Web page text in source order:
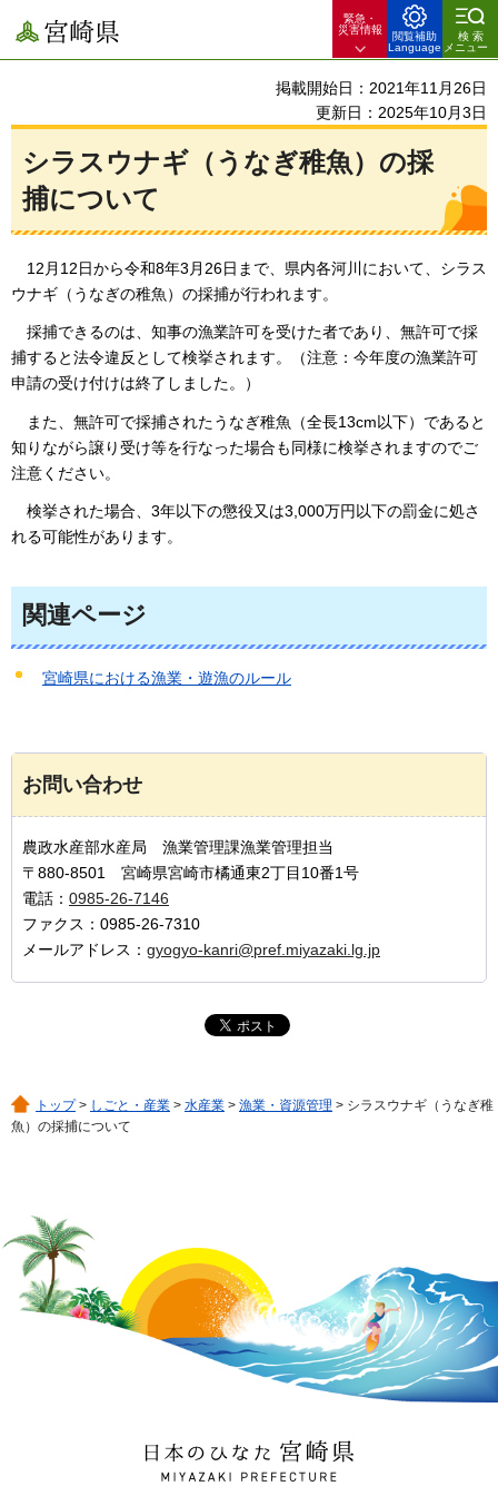
宮崎県
緊急・
災害情報
閲覧補助
Language
検索
メニュー
掲載開始日：2021年11月26日
更新日：2025年10月3日
シラスウナギ（うなぎ稚魚）の採
捕について
12月12日から令和8年3月26日まで、県内各河川において、シラス
ウナギ（うなぎの稚魚）の採捕が行われます。
採捕できるのは、知事の漁業許可を受けた者であり、無許可で採
捕すると法令違反として検挙されます。（注意：今年度の漁業許可
申請の受け付けは終了しました。）
また、無許可で採捕されたうなぎ稚魚（全長13cm以下）であると
知りながら譲り受け等を行なった場合も同様に検挙されますのでご
注意ください。
検挙された場合、3年以下の懲役又は3,000万円以下の罰金に処さ
れる可能性があります。
関連ページ
宮崎県における漁業・遊漁のルール
お問い合わせ
農政水産部水産局 漁業管理課漁業管理担当
〒880-8501 宮崎県宮崎市橘通東2丁目10番1号
電話： 0985-26-7146
ファクス：0985-26-7310
メールアドレス： gyogyo-kanri@pref.miyazaki.lg.jp
トップ> しごと・産業 > 水産業 > 漁業・資源管理 > シラスウナギ（うなぎ稚
魚）の採捕について
日本のひなた 宮崎県
MIYAZAKI PREFECTURE